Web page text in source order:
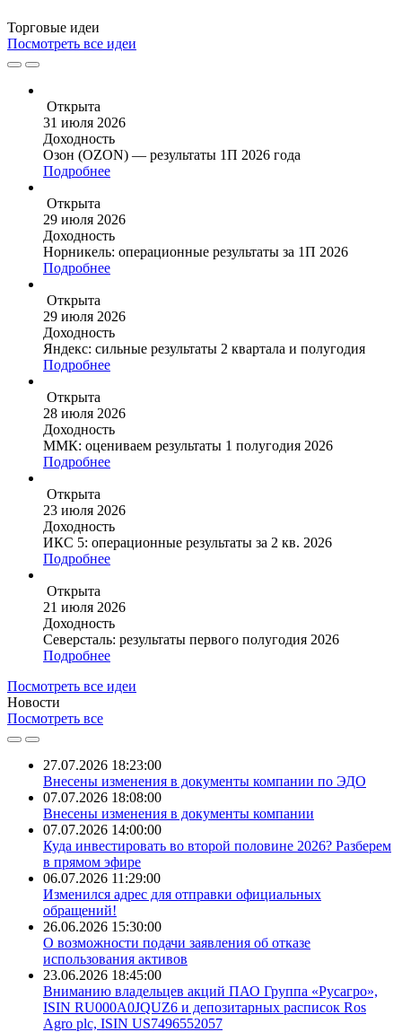
Торговые идеи
Посмотреть все идеи
Открыта
31 июля 2026
Доходность
Озон (OZON) — результаты 1П 2026 года
Подробнее
Открыта
29 июля 2026
Доходность
Норникель: операционные результаты за 1П 2026
Подробнее
Открыта
29 июля 2026
Доходность
Яндекс: сильные результаты 2 квартала и полугодия
Подробнее
Открыта
28 июля 2026
Доходность
ММК: оцениваем результаты 1 полугодия 2026
Подробнее
Открыта
23 июля 2026
Доходность
ИКС 5: операционные результаты за 2 кв. 2026
Подробнее
Открыта
21 июля 2026
Доходность
Северсталь: результаты первого полугодия 2026
Подробнее
Посмотреть все идеи
Новости
Посмотреть все
27.07.2026 18:23:00
Внесены изменения в документы компании по ЭДО
07.07.2026 18:08:00
Внесены изменения в документы компании
07.07.2026 14:00:00
​Куда инвестировать во второй половине 2026? Разберем
в прямом эфире
06.07.2026 11:29:00
Изменился адрес для отправки официальных
обращений!
26.06.2026 15:30:00
О возможности подачи заявления об отказе
использования активов
23.06.2026 18:45:00
Вниманию владельцев акций ПАО Группа «Русагро»,
ISIN RU000A0JQUZ6 и депозитарных расписок Ros
Agro plc, ISIN US7496552057